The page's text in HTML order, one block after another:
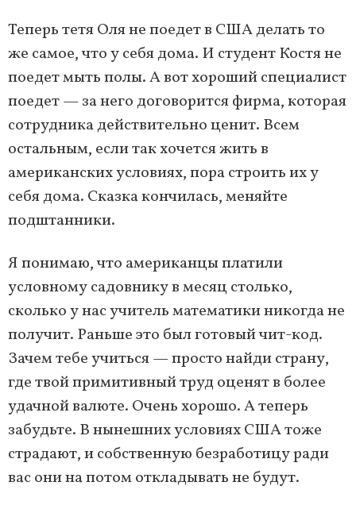
Теперь тетя Оля не поедет в США делать то
же самое, что у себя дома. И студент Костя не
поедет мыть полы. А вот хороший специалист
поедет — за него договорится фирма, которая
сотрудника действительно ценит. Всем
остальным, если так хочется жить в
американских условиях, пора строить их у
себя дома. Сказка кончилась, меняйте
подштанники.
Я понимаю, что американцы платили
условному садовнику в месяц столько,
сколько у нас учитель математики никогда не
получит. Раньше это был готовый чит-код.
Зачем тебе учиться — просто найди страну,
где твой примитивный труд оценят в более
удачной валюте. Очень хорошо. А теперь
забудьте. В нынешних условиях США тоже
страдают, и собственную безработицу ради
вас они на потом откладывать не будут.